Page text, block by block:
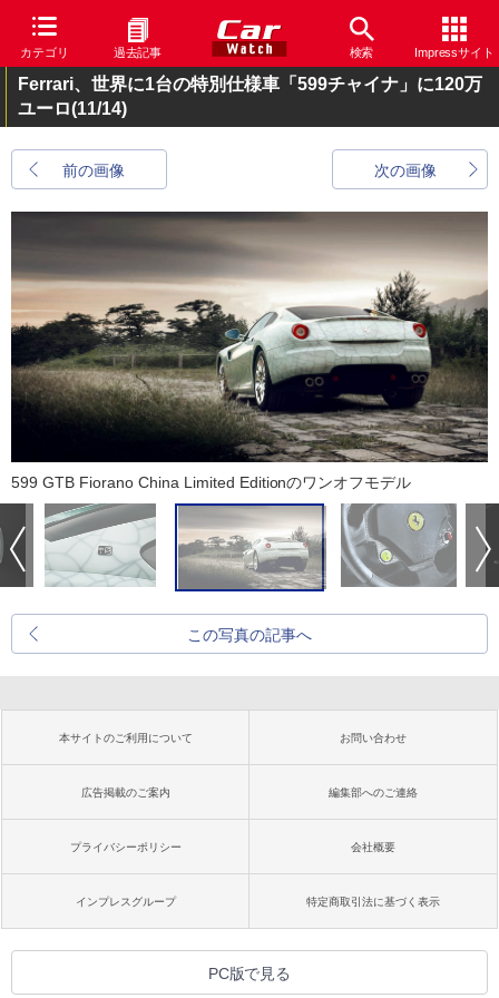
カテゴリ 過去記事 検索 Impressサイト
Ferrari、世界に1台の特別仕様車「599チャイナ」に120万
ユーロ(11/14)
前の画像 次の画像
599 GTB Fiorano China Limited Editionのワンオフモデル
この写真の記事へ
本サイトのご利用について お問い合わせ
広告掲載のご案内 編集部へのご連絡
プライバシーポリシー 会社概要
インプレスグループ 特定商取引法に基づく表示
PC版で見る